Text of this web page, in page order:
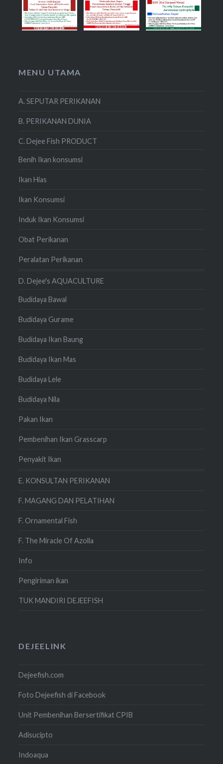
MENU UTAMA
A. SEPUTAR PERIKANAN
B. PERIKANAN DUNIA
C. Dejee Fish PRODUCT
Benih Ikan konsumsi
Ikan Hias
Ikan Konsumsi
Induk Ikan Konsumsi
Obat Perikanan
Peralatan Perikanan
D. Dejee's AQUACULTURE
Budidaya Bawal
Budidaya Gurame
Budidaya Ikan Baung
Budidaya Ikan Mas
Budidaya Lele
Budidaya Nila
Pakan Ikan
Pembenihan Ikan Grasscarp
Penyakit Ikan
E. KONSULTAN PERIKANAN
F. MAGANG DAN PELATIHAN
F. Ornamental Fish
F. The Miracle Of Azolla
Info
Pengiriman ikan
TUK MANDIRI DEJEEFISH
DEJEELINK
Dejeefish.com
Foto Dejeefish di Facebook
Unit Pembenihan Bersertifikat CPIB
Adisucipto
Indoaqua